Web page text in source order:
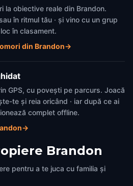
la obiective reale din Brandon.
în ritmul tău · și vino cu un grup
în clasament.
din Brandon→
GPS, cu povești pe parcurs. Joacă
te și reia oricând · iar după ce ai
complet offline.
→
Brandon
pentru a te juca cu familia și